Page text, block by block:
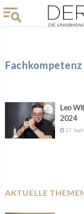
Fachkompetenz
Leo
2024
27.
AKTUELLE